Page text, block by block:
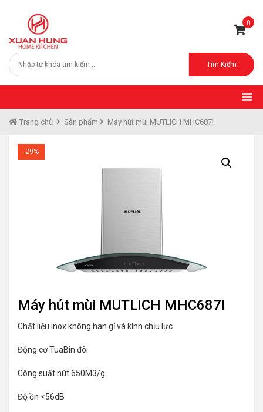
0
Tìm Kiếm
Trang chủ Sản phẩm Máy hút mùi MUTLICH MHC687I
-29%
Máy hút mùi MUTLICH MHC687I
Chất liệu inox không han gỉ và kính chịu lực
Động cơ TuaBin đôi
Công suất hút 650M3/g
Độ ồn <56dB